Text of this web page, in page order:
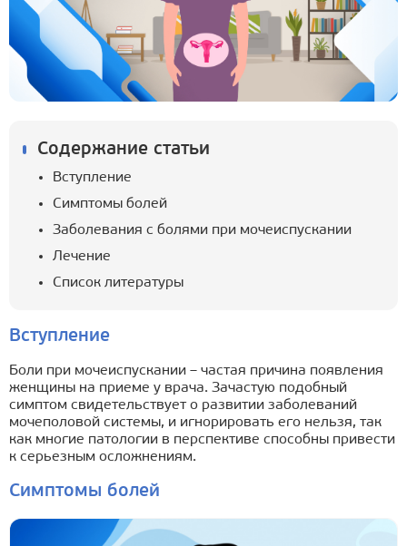
Содержание статьи
Вступление
Симптомы болей
Заболевания с болями при мочеиспускании
Лечение
Список литературы
Вступление
Боли при мочеиспускании – частая причина появления
женщины на приеме у врача. Зачастую подобный
симптом свидетельствует о развитии заболеваний
мочеполовой системы, и игнорировать его нельзя, так
как многие патологии в перспективе способны привести
к серьезным осложнениям.
Симптомы болей